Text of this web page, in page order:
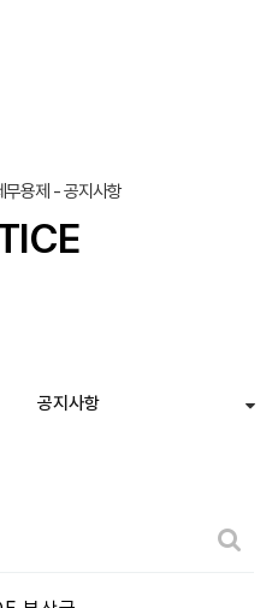
용제 - 공지사항
공지사항